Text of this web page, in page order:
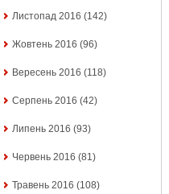
Листопад 2016 (142)
Жовтень 2016 (96)
Вересень 2016 (118)
Серпень 2016 (42)
Липень 2016 (93)
Червень 2016 (81)
Травень 2016 (108)